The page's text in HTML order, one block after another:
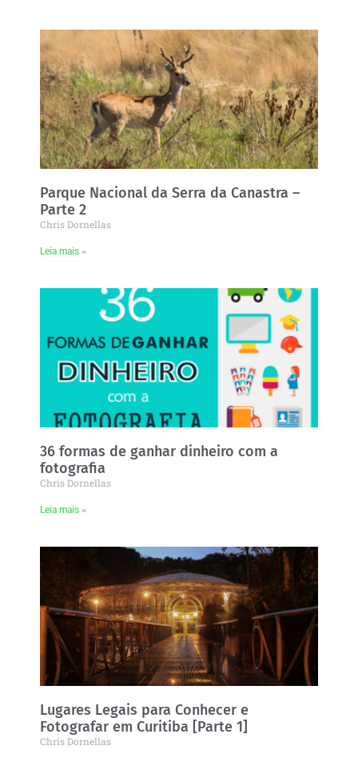
Parque Nacional da Serra da Canastra –
Parte 2
Chris Dornellas
Leia mais »
36 formas de ganhar dinheiro com a
fotografia
Chris Dornellas
Leia mais »
Lugares Legais para Conhecer e
Fotografar em Curitiba [Parte 1]
Chris Dornellas